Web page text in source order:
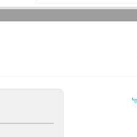
سبد خرید و نمایش
های محصول را از کادر